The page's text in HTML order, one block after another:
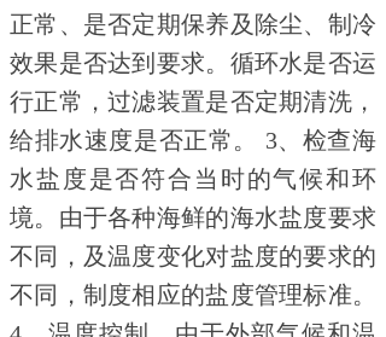
正常、是否定期保养及除尘、制冷
效果是否达到要求。循环水是否运
行正常，过滤装置是否定期清洗，
给排水速度是否正常。 3、检查海
水盐度是否符合当时的气候和环
境。由于各种海鲜的海水盐度要求
不同，及温度变化对盐度的要求的
不同，制度相应的盐度管理标准。